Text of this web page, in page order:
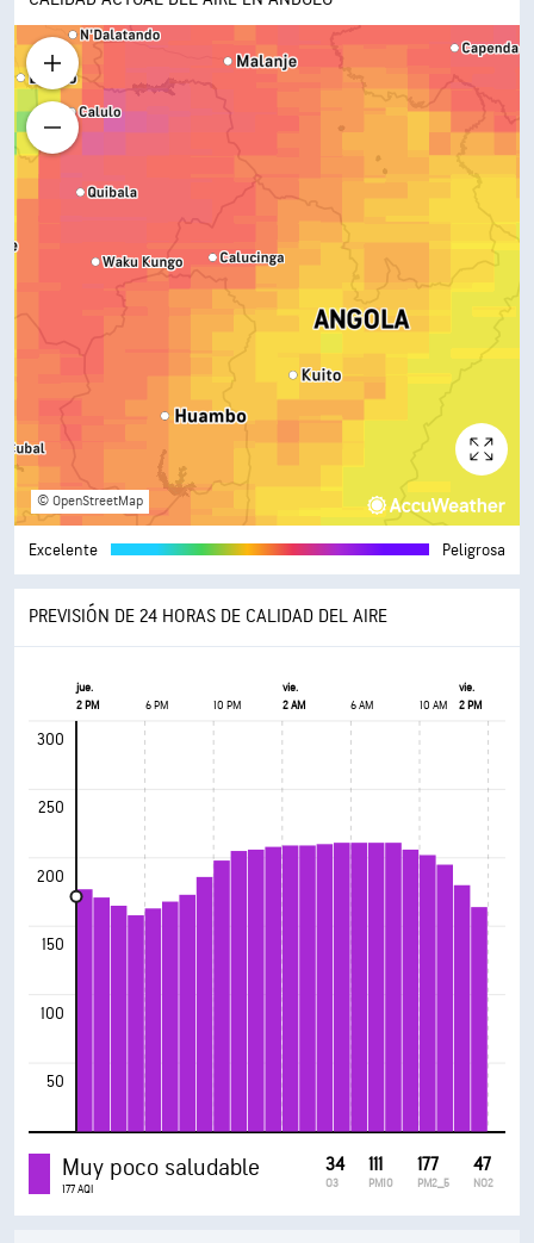
© OpenStreetMap
Excelente Peligrosa
PREVISIÓN DE 24 HORAS DE CALIDAD DEL AIRE
jue. vie.
vie.
2 PM
6 PM 10 PM 2 AM 6 AM 10 AM 2 PM
300
250
200
150
100
50
Muy poco saludable
177 AQI
34
O3
111
PM10
177
PM2_5
47
NO2